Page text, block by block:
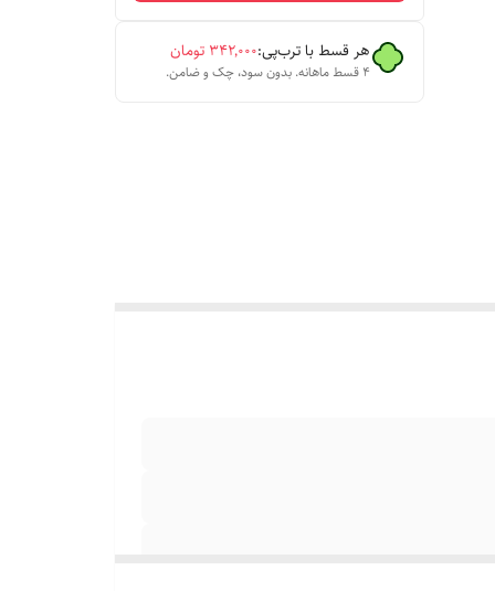
هر قسط با ترب‌پی:۳۴۲٬۰۰۰ تومان
۴ قسط ماهانه. بدون سود، چک و ضامن.